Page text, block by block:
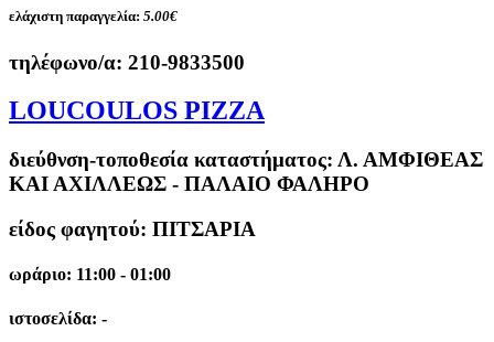
ελάχιστη παραγγελία: 5.00€
τηλέφωνο/α: 210-9833500
LOUCOULOS PIZZA
διεύθνση-τοποθεσία καταστήματος: Λ. ΑΜΦΙΘΕΑΣ
ΚΑΙ ΑΧΙΛΛΕΩΣ - ΠΑΛΑΙΟ ΦΑΛΗΡΟ
είδος φαγητού: ΠΙΤΣΑΡΙΑ
ωράριο: 11:00 - 01:00
ιστοσελίδα: -